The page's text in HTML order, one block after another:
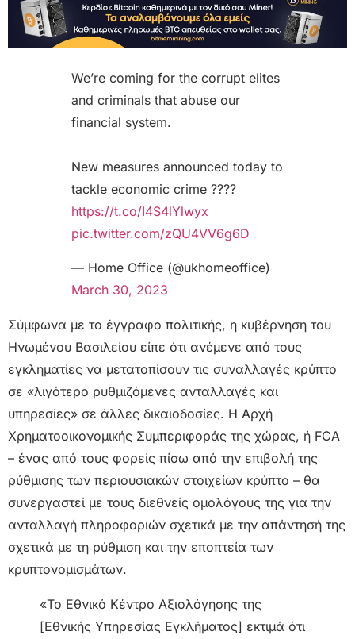
We’re coming for the corrupt elites
and criminals that abuse our
financial system.
New measures announced today to
tackle economic crime ????
https://t.co/I4S4lYlwyx
pic.twitter.com/zQU4VV6g6D
— Home Office (@ukhomeoffice)
March 30, 2023
Σύμφωνα με το έγγραφο πολιτικής, η κυβέρνηση του
Ηνωμένου Βασιλείου είπε ότι ανέμενε από τους
εγκληματίες να μετατοπίσουν τις συναλλαγές κρύπτο
σε «λιγότερο ρυθμιζόμενες ανταλλαγές και
υπηρεσίες» σε άλλες δικαιοδοσίες. Η Αρχή
Χρηματοοικονομικής Συμπεριφοράς της χώρας, ή FCA
– ένας από τους φορείς πίσω από την επιβολή της
ρύθμισης των περιουσιακών στοιχείων κρύπτο – θα
συνεργαστεί με τους διεθνείς ομολόγους της για την
ανταλλαγή πληροφοριών σχετικά με την απάντησή της
σχετικά με τη ρύθμιση και την εποπτεία των
κρυπτονομισμάτων.
«Το Εθνικό Κέντρο Αξιολόγησης της
[Εθνικής Υπηρεσίας Εγκλήματος] εκτιμά ότι